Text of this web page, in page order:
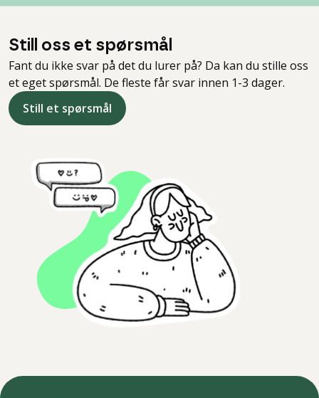
Still oss et spørsmål
Fant du ikke svar på det du lurer på? Da kan du stille oss
et eget spørsmål. De fleste får svar innen 1-3 dager.
Still et spørsmål